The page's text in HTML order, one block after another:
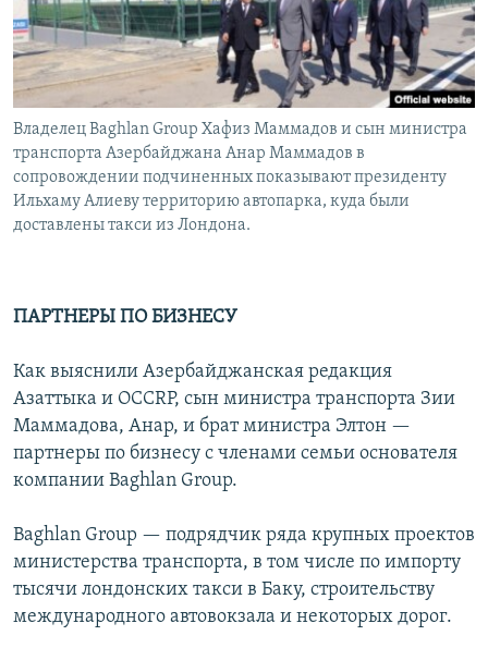
Հայերեն
English
Русский
Все сайты Радио Азатутюн
Владелец Baghlan Group Хафиз Маммадов и сын министра
транспорта Азербайджана Анар Маммадов в
сопровождении подчиненных показывают президенту
Ильхаму Алиеву территорию автопарка, куда были
доставлены такси из Лондона.
ПАРТНЕРЫ ПО БИЗНЕСУ
Как выяснили Азербайджанская редакция
Азаттыка и OCCRP, сын министра транспорта Зии
Маммадова, Анар, и брат министра Элтон —
партнеры по бизнесу с членами семьи основателя
компании Baghlan Group.
Baghlan Group — подрядчик ряда крупных проектов
министерства транспорта, в том числе по импорту
тысячи лондонских такси в Баку, строительству
международного автовокзала и некоторых дорог.